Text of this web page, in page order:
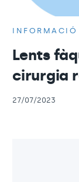
Lents
cirurgia
27/07/2023